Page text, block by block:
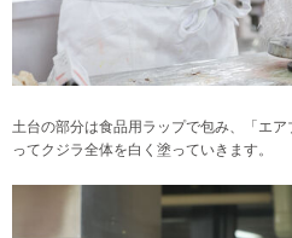
土台の部分は食品用ラップで包み、「エ
ってクジラ全体を白く塗っていきます。